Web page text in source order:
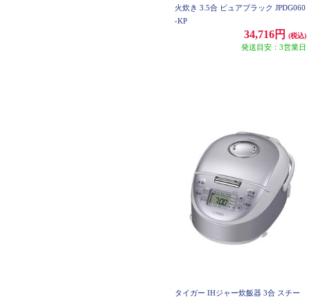
火炊き 3.5合 ピュアブラック JPDG060
-KP
34,716円 (税込)
発送目安：3営業日
タイガー IHジャー炊飯器 3合 スチー